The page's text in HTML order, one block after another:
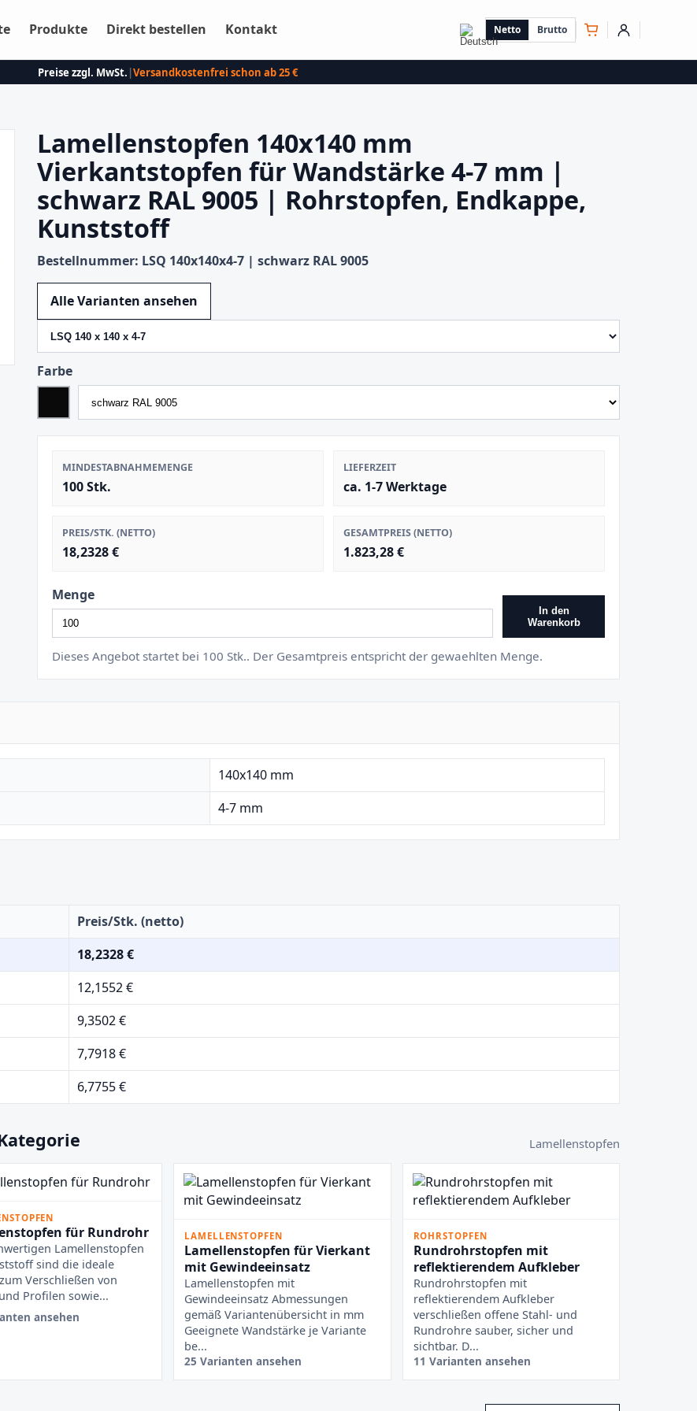
Produkte Direkt bestellen Kontakt Netto Brutto
Preise zzgl. MwSt. |Versandkostenfrei schon ab 25 €
Lamellenstopfen 140x140 mm
Vierkantstopfen für Wandstärke 4-7 mm |
schwarz RAL 9005 | Rohrstopfen, Endkappe,
Kunststoff
Bestellnummer: LSQ 140x140x4-7 | schwarz RAL 9005
Alle Varianten ansehen
Farbe
MINDESTABNAHMEMENGE
100 Stk.
LIEFERZEIT
ca. 1-7 Werktage
PREIS/STK. (NETTO)
18,2328 €
GESAMTPREIS (NETTO)
1.823,28 €
Menge
In den
Warenkorb
Dieses Angebot startet bei 100 Stk.. Der Gesamtpreis entspricht der gewaehlten Menge.
140x140 mm
4-7 mm
Preis/Stk. (netto)
18,2328 €
12,1552 €
9,3502 €
7,7918 €
6,7755 €
Lamellenstopfen
für Rundrohr
Lamellenstopfen
sind die ideale
Verschließen von
Profilen sowie...
ansehen
LAMELLENSTOPFEN
Lamellenstopfen für Vierkant
mit Gewindeeinsatz
Lamellenstopfen mit
Gewindeeinsatz Abmessungen
gemäß Variantenübersicht in mm
Geeignete Wandstärke je Variante
be...
25 Varianten ansehen
ROHRSTOPFEN
Rundrohrstopfen mit
reflektierendem Aufkleber
Rundrohrstopfen mit
reflektierendem Aufkleber
verschließen offene Stahl- und
Rundrohre sauber, sicher und
sichtbar. D...
11 Varianten ansehen